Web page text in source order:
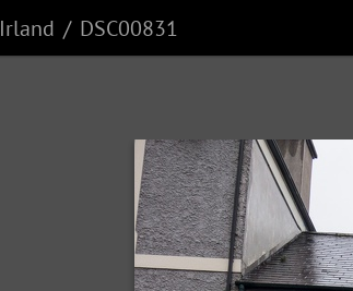
Irland DSC00831